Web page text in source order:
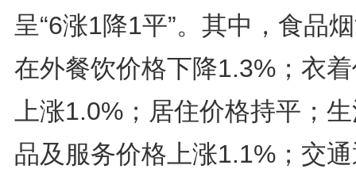
呈“6涨1降1平”。其中，食品
在外餐饮价格下降1.3%；衣
上涨1.0%；居住价格持平；
品及服务价格上涨1.1%；交